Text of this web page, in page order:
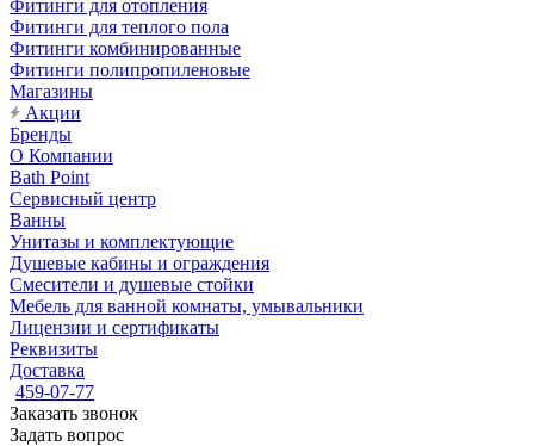
Фитинги для отопления
Фитинги для теплого пола
Фитинги комбинированные
Фитинги полипропиленовые
Магазины
Акции
Бренды
О Компании
Bath Point
Сервисный центр
Ванны
Унитазы и комплектующие
Душевые кабины и ограждения
Смесители и душевые стойки
Мебель для ванной комнаты, умывальники
Лицензии и сертификаты
Реквизиты
Доставка
459-07-77
Заказать звонок
Задать вопрос